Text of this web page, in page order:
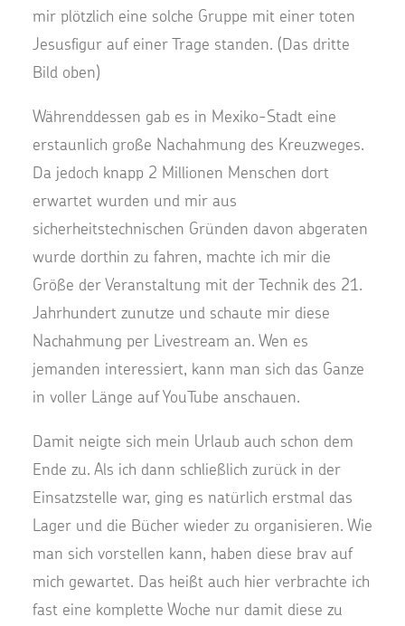
mir plötzlich eine solche Gruppe mit einer toten
Jesusfigur auf einer Trage standen. (Das dritte
Bild oben)
Währenddessen gab es in Mexiko-Stadt eine
erstaunlich große Nachahmung des Kreuzweges.
Da jedoch knapp 2 Millionen Menschen dort
erwartet wurden und mir aus
sicherheitstechnischen Gründen davon abgeraten
wurde dorthin zu fahren, machte ich mir die
Größe der Veranstaltung mit der Technik des 21.
Jahrhundert zunutze und schaute mir diese
Nachahmung per Livestream an. Wen es
jemanden interessiert, kann man sich das Ganze
in voller Länge auf YouTube anschauen.
Damit neigte sich mein Urlaub auch schon dem
Ende zu. Als ich dann schließlich zurück in der
Einsatzstelle war, ging es natürlich erstmal das
Lager und die Bücher wieder zu organisieren. Wie
man sich vorstellen kann, haben diese brav auf
mich gewartet. Das heißt auch hier verbrachte ich
fast eine komplette Woche nur damit diese zu